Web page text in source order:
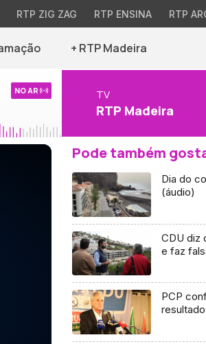
RTP ZIG ZAG RTP ENSINA RTP
+ RTP Madeira
NO AR TV
RTP Madeira
Pode também
Dia do
(áudio)
CDU diz
e faz
PCP